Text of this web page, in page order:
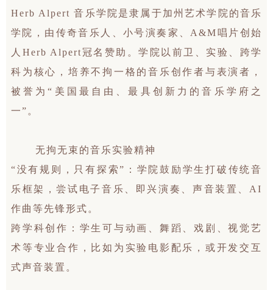
Herb Alpert 音乐学院是隶属于加州艺术学院的音乐
学院，由传奇音乐人、小号演奏家、A&M唱片创始
人Herb Alpert冠名赞助。学院以前卫、实验、跨学
科为核心，培养不拘一格的音乐创作者与表演者，
被誉为“美国最自由、最具创新力的音乐学府之
一”。
无拘无束的音乐实验精神
“没有规则，只有探索”：学院鼓励学生打破传统音
乐框架，尝试电子音乐、即兴演奏、声音装置、AI
作曲等先锋形式。
跨学科创作：学生可与动画、舞蹈、戏剧、视觉艺
术等专业合作，比如为实验电影配乐，或开发交互
式声音装置。